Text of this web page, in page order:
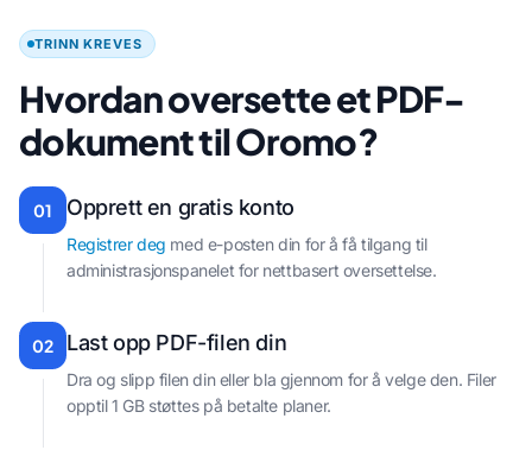
TRINN KREVES
Hvordan oversette et PDF-
dokument til Oromo?
01 Opprett en gratis konto
Registrer deg med e-posten din for å få tilgang til
administrasjonspanelet for nettbasert oversettelse.
02 Last opp PDF-filen din
Dra og slipp filen din eller bla gjennom for å velge den. Filer
opptil 1 GB støttes på betalte planer.